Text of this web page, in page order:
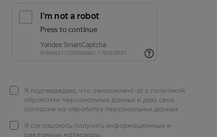
Я подтверждаю, что ознакомлен(-а) с политикой
обработки персональных данных и даю свое
согласие на обработку персональных данных
Я соглашаюсь получать информационные и
рекламные материалы